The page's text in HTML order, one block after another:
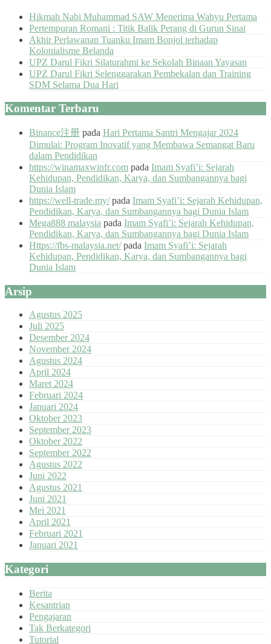
Hikmah Nabi Muhammad SAW Menerima Wahyu Pertama
Pertempuran Romani : Titik Balik Perang di Gurun Sinai
Akhir Perlawanan Tuanku Imam Bonjol terhadap
Kolonialisme Belanda
UPZ Darul Fikri Silaturahmi ke Sekolah Binaan Yayasan
UPZ Darul Fikri Selenggarakan Pembekalan dan Training
SDM Selama Dua Hari
Komentar Terbaru
Binance注册 pada Hari Pertama Santri Mengajar 2024
Dimulai: Program Inovatif yang Membawa Semangat Baru
dalam Pendidikan
https://winamaxwinfr.com pada Imam Syafi’i: Sejarah
Kehidupan, Pendidikan, Karya, dan Sumbangannya bagi
Dunia Islam
https://well-trade.my/pada Imam Syafi’i: Sejarah Kehidupan,
Pendidikan, Karya, dan Sumbangannya bagi Dunia Islam
Mega888 malaysia pada Imam Syafi’i: Sejarah Kehidupan,
Pendidikan, Karya, dan Sumbangannya bagi Dunia Islam
Https://fbs-malaysia.net/pada Imam Syafi’i: Sejarah
Kehidupan, Pendidikan, Karya, dan Sumbangannya bagi
Dunia Islam
Arsip
Agustus 2025
Juli 2025
Desember 2024
November 2024
Agustus 2024
April 2024
Maret 2024
Februari 2024
Januari 2024
Oktober 2023
September 2023
Oktober 2022
September 2022
Agustus 2022
Juni 2022
Agustus 2021
Juni 2021
Mei 2021
April 2021
Februari 2021
Januari 2021
Kategori
Berita
Kesantrian
Pengajaran
Tak Berkategori
Tutorial